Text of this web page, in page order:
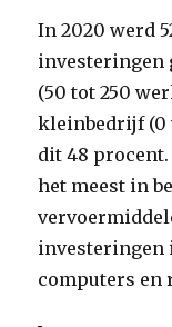
In 2020 werd
investeringen
(50 tot 250
kleinbedrijf (0
dit 48
het meest in
investeringen
computers en